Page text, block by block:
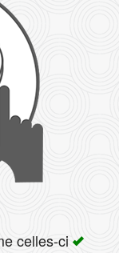
celles-ci